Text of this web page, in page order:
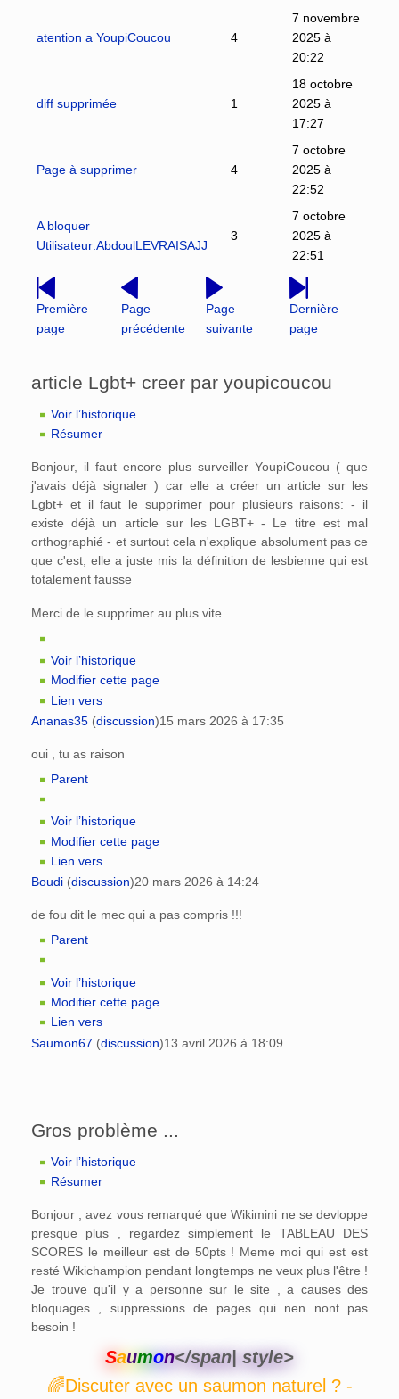
atention a YoupiCoucou 4
7 novembre
2025 à
20:22
diff supprimée 1
18 octobre
2025 à
17:27
Page à supprimer 4
7 octobre
2025 à
22:52
A bloquer
Utilisateur:AbdoulLEVRAISAJJ
3
7 octobre
2025 à
22:51
Première
page
Page
précédente
Page
suivante
Dernière
page
article Lgbt+ creer par youpicoucou
Voir l’historique
Résumer
Bonjour, il faut encore plus surveiller YoupiCoucou ( que
j'avais déjà signaler ) car elle a créer un article sur les
Lgbt+ et il faut le supprimer pour plusieurs raisons: - il
existe déjà un article sur les LGBT+ - Le titre est mal
orthographié - et surtout cela n'explique absolument pas ce
que c'est, elle a juste mis la définition de lesbienne qui est
totalement fausse
Merci de le supprimer au plus vite
Voir l’historique
Modifier cette page
Lien vers
Ananas35 (discussion)15 mars 2026 à 17:35
oui , tu as raison
Parent
Voir l’historique
Modifier cette page
Lien vers
Boudi (discussion)20 mars 2026 à 14:24
de fou dit le mec qui a pas compris !!!
Parent
Voir l’historique
Modifier cette page
Lien vers
Saumon67 (discussion)13 avril 2026 à 18:09
Gros problème ...
Voir l’historique
Résumer
Bonjour , avez vous remarqué que Wikimini ne se devloppe
presque plus , regardez simplement le TABLEAU DES
SCORES le meilleur est de 50pts ! Meme moi qui est est
resté Wikichampion pendant longtemps ne veux plus l'être !
Je trouve qu'il y a personne sur le site , a causes des
bloquages , suppressions de pages qui nen nont pas
besoin !
Saumon</span| style>
🌈Discuter avec un saumon naturel ? -